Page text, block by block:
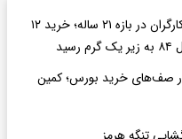
سقوط ۹۳ درصدی قدرت خرید کارگران در بازه ۲۱ ساله؛ خرید ۱۲
صف‌های خرید بورس؛ کمین